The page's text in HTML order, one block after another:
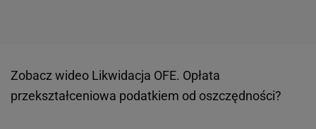
Zobacz wideo Likwidacja OFE. Opłata
przekształceniowa podatkiem od oszczędności?